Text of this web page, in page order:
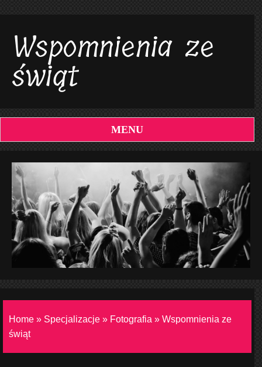
Wspomnienia ze
świąt
MENU
Home » Specjalizacje » Fotografia » Wspomnienia ze
świąt